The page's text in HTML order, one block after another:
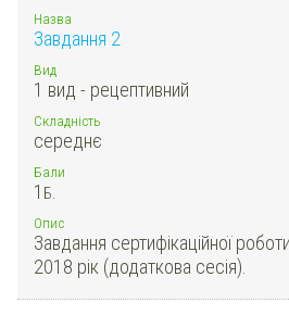
Назва
Завдання 2
Вид
1 вид - рецептивний
Складність
середнє
Бали
1 Б.
Опис
Завдання сертифікаційної
2018 рік (додаткова сесія).